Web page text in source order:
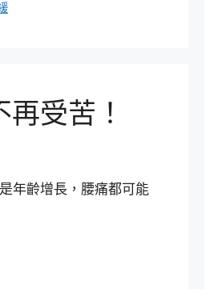
受苦！
年齡增長，腰痛都可能